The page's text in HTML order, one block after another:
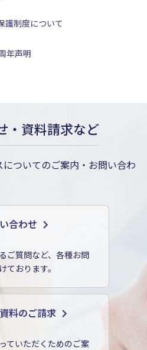
護制度について
年声明
・資料請求など
ついてのご案内・お問い合わ
合わせ
ご質問など、各種お問
ております。
料のご請求
ていただくためのご案